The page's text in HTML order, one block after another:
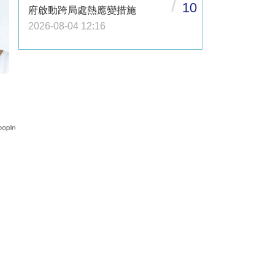
府啟動跨局處熱應變措施
2026-08-04 12:16
10